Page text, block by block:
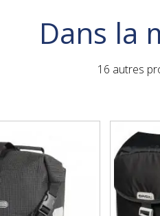
Dans la
16 autres